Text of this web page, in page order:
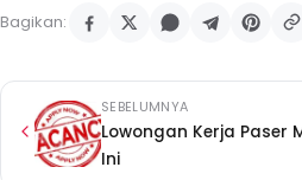
Bagikan:
SEBELUMNYA
Lowongan Kerja Paser
Ini